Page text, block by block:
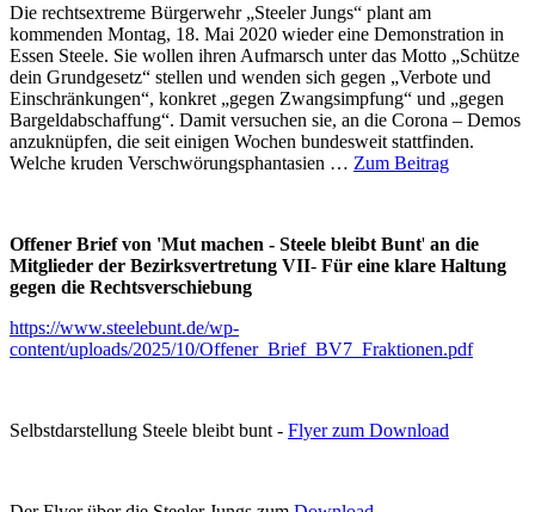
Die rechtsextreme Bürgerwehr „Steeler Jungs“ plant am
kommenden Montag, 18. Mai 2020 wieder eine Demonstration in
Essen Steele. Sie wollen ihren Aufmarsch unter das Motto „Schütze
dein Grundgesetz“ stellen und wenden sich gegen „Verbote und
Einschränkungen“, konkret „gegen Zwangsimpfung“ und „gegen
Bargeldabschaffung“. Damit versuchen sie, an die Corona – Demos
anzuknüpfen, die seit einigen Wochen bundesweit stattfinden.
Welche kruden Verschwörungsphantasien … Zum Beitrag
Offener Brief von 'Mut machen - Steele bleibt Bunt' an die
Mitglieder der Bezirksvertretung VII- Für eine klare Haltung
gegen die Rechtsverschiebung
https://www.steelebunt.de/wp-
content/uploads/2025/10/Offener_Brief_BV7_Fraktionen.pdf
Selbstdarstellung Steele bleibt bunt - Flyer zum Download